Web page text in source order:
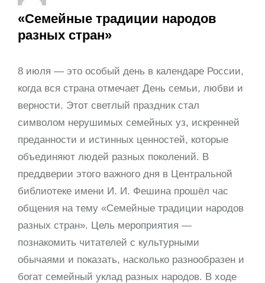
«Семейные традиции народов
разных стран»
8 июля — это особый день в календаре России,
когда вся страна отмечает День семьи, любви и
верности. Этот светлый праздник стал
символом нерушимых семейных уз, искренней
преданности и истинных ценностей, которые
объединяют людей разных поколений. В
преддверии этого важного дня в Центральной
библиотеке имени И. И. Фешина прошёл час
общения на тему «Семейные традиции народов
разных стран». Цель мероприятия —
познакомить читателей с культурными
обычаями и показать, насколько разнообразен и
богат семейный уклад разных народов. В ходе